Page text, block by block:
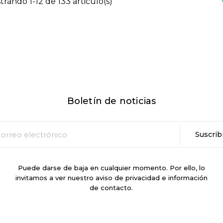
Boletín de noticias
Puede darse de baja en cualquier momento. Por ello, lo
invitamos a ver nuestro aviso de privacidad e información
de contacto.